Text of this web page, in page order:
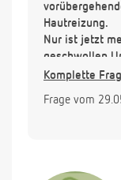
Hautreizung.
Nur ist jetzt
Brust 2
Wie schlimm
Komplette
Frage vom